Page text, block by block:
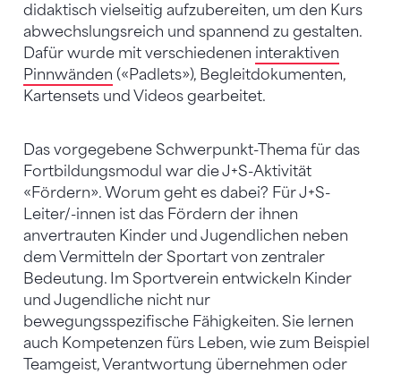
didaktisch vielseitig aufzubereiten, um den Kurs
abwechslungsreich und spannend zu gestalten.
Dafür wurde mit verschiedenen interaktiven
Pinnwänden («Padlets»), Begleitdokumenten,
Kartensets und Videos gearbeitet.
Das vorgegebene Schwerpunkt-Thema für das
Fortbildungsmodul war die J+S-Aktivität
«Fördern». Worum geht es dabei? Für J+S-
Leiter/-innen ist das Fördern der ihnen
anvertrauten Kinder und Jugendlichen neben
dem Vermitteln der Sportart von zentraler
Bedeutung. Im Sportverein entwickeln Kinder
und Jugendliche nicht nur
bewegungsspezifische Fähigkeiten. Sie lernen
auch Kompetenzen fürs Leben, wie zum Beispiel
Teamgeist, Verantwortung übernehmen oder